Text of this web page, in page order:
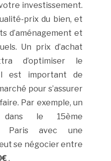
investissement.
prix du bien, et
d’aménagement et
Un prix d’achat
d’optimiser le
est important de
pour s’assurer
Par exemple, un
dans le 15ème
Paris avec une
se négocier entre
.